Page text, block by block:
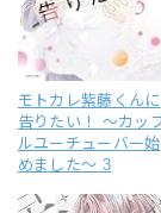
モトカレ紫藤くんに
告りたい！ ～カッ
ルユーチューバー始
めました～ 3